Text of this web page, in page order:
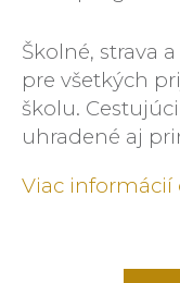
Školné, strava
pre všetkých
školu.
uhradené aj
Viac informácií